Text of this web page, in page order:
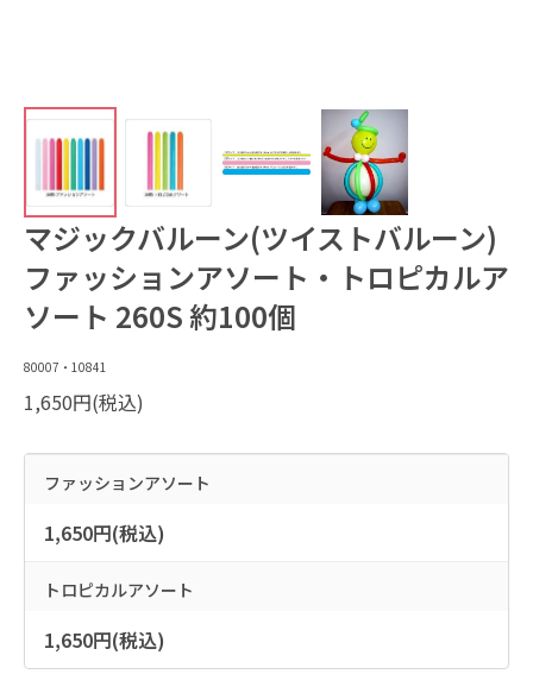
マジックバルーン(ツイストバルーン)
ファッションアソート・トロピカルア
ソート 260S 約100個
80007・10841
1,650円(税込)
ファッションアソート
1,650円(税込)
トロピカルアソート
1,650円(税込)